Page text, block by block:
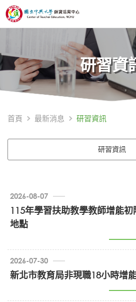
研習資
首頁 最新消息 研習資訊
研習資訊
2026-08-07
115年學習扶助教學教師增能
地點
2026-07-30
新北市教育局非現職18小時增